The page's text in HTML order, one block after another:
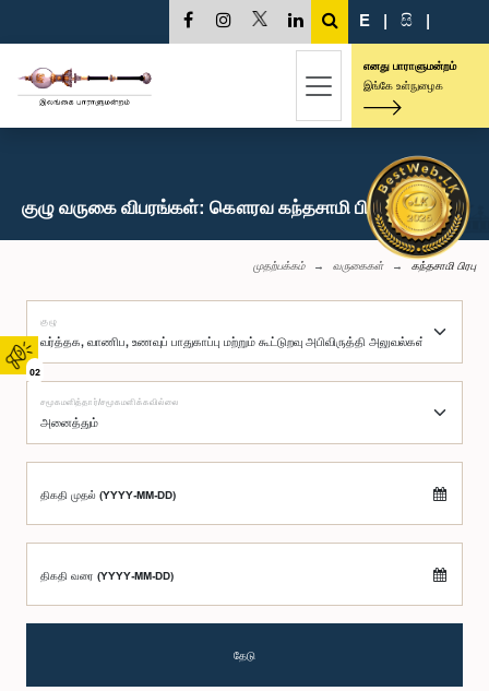
02
E | සි |
எனது பாராளுமன்றம்
இங்கே உள்நுழைக
குழு வருகை விபரங்கள்: கௌரவ கந்தசாமி பிரபு, பா.உ.
முதற்பக்கம் வருகைகள் கந்தசாமி பிரபு
குழு
சமூகமளித்தார்/சமூகமளிக்கவில்லை
திகதி முதல் (YYYY-MM-DD)
திகதி வரை (YYYY-MM-DD)
தேடு